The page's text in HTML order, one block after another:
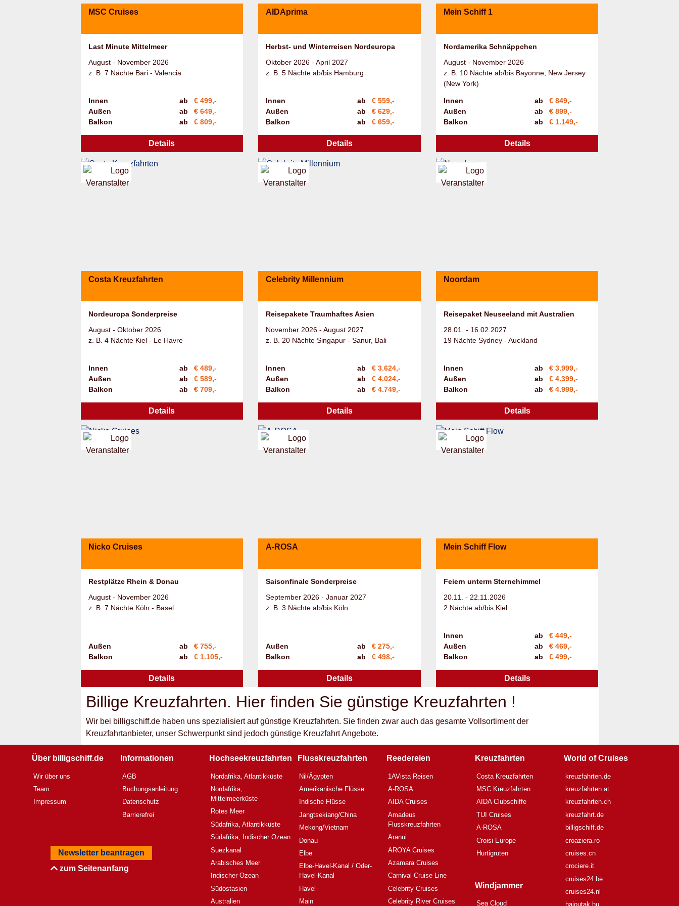
MSC Cruises
Last Minute Mittelmeer
August - November 2026
z. B. 7 Nächte Bari - Valencia
Innen ab
€ 499,-
Außen
ab
€ 649,-
Balkon
ab € 809,-
Details
AIDAprima
Herbst- und Winterreisen Nordeuropa
Oktober 2026 - April 2027
z. B. 5 Nächte ab/bis Hamburg
Innen ab
€ 559,-
Außen
ab
€ 629,-
Balkon
ab € 659,-
Details
Mein Schiff 1
Nordamerika Schnäppchen
August - November 2026
z. B. 10 Nächte ab/bis Bayonne, New Jersey
(New York)
Innen ab
€ 849,-
Außen
ab
€ 899,-
Balkon
ab € 1.149,-
Details
Costa Kreuzfahrten
Nordeuropa Sonderpreise
August - Oktober 2026
z. B. 4 Nächte Kiel - Le Havre
Innen ab
€ 489,-
Außen
ab
€ 589,-
Balkon
ab € 709,-
Details
Celebrity Millennium
Reisepakete Traumhaftes Asien
November 2026 - August 2027
z. B. 20 Nächte Singapur - Sanur, Bali
Innen ab
€ 3.624,-
Außen
ab
€ 4.024,-
Balkon
ab € 4.749,-
Details
Noordam
Reisepaket Neuseeland mit Australien
28.01. - 16.02.2027
19 Nächte Sydney - Auckland
Innen ab
€ 3.999,-
Außen
ab
€ 4.399,-
Balkon
ab € 4.999,-
Details
Nicko Cruises
Restplätze Rhein & Donau
August - November 2026
z. B. 7 Nächte Köln - Basel
Außen ab
€ 755,-
Balkon
ab € 1.105,-
Details
A-ROSA
Saisonfinale Sonderpreise
September 2026 - Januar 2027
z. B. 3 Nächte ab/bis Köln
Außen ab
€ 275,-
Balkon
ab € 498,-
Details
Mein Schiff Flow
Feiern unterm Sternehimmel
20.11. - 22.11.2026
2 Nächte ab/bis Kiel
Innen ab
€ 449,-
Außen
ab
€ 469,-
Balkon
ab € 499,-
Details
Billige Kreuzfahrten. Hier finden Sie günstige Kreuzfahrten !
Wir bei billigschiff.de haben uns spezialisiert auf günstige Kreuzfahrten. Sie finden zwar auch das gesamte Vollsortiment der
Kreuzfahrtanbieter, unser Schwerpunkt sind jedoch günstige Kreuzfahrt Angebote.
Newsletter beantragen
zum Seitenanfang
Über billigschiff.de
Wir über uns
Team
Impressum
Informationen
AGB
Buchungsanleitung
Datenschutz
Barrierefrei
Hochseekreuzfahrten
Nordafrika, Atlantikküste
Nordafrika,
Mittelmeerküste
Rotes Meer
Südafrika, Atlantikküste
Südafrika, Indischer Ozean
Suezkanal
Arabisches Meer
Indischer Ozean
Südostasien
Australien
Flusskreuzfahrten
Nil/Ägypten
Amerikanische Flüsse
Indische Flüsse
Jangtsekiang/China
Mekong/Vietnam
Donau
Elbe
Elbe-Havel-Kanal / Oder-
Havel-Kanal
Havel
Main
Reedereien
1AVista Reisen
A-ROSA
AIDA Cruises
Amadeus
Flusskreuzfahrten
Aranui
AROYA Cruises
Azamara Cruises
Carnival Cruise Line
Celebrity Cruises
Celebrity River Cruises
Kreuzfahrten
Costa Kreuzfahrten
MSC Kreuzfahrten
AIDA Clubschiffe
TUI Cruises
A-ROSA
Croisi Europe
Hurtigruten
Windjammer
Sea Cloud
World of Cruises
kreuzfahrten.de
kreuzfahrten.at
kreuzfahrten.ch
kreuzfahrt.de
billigschiff.de
croaziera.ro
cruises.cn
crociere.it
cruises24.be
cruises24.nl
hajoutak.hu